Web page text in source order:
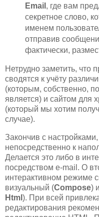
Email , где вам
секретное слово,
именем
отправив
фактически,
Нетрудно заметить,
сводятся к учёту
(которым, собственно,
является) и сайтом для
(который мы хотим
случае).
Закончив с
непосредственно к
Делается это либо в
посредством e-mail. О
интерактивном режиме
визуальный (Compose)
Html ). При всей
редактирования